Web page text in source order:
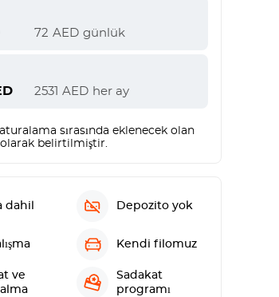
72 AED günlük
2531 AED her ay
sırasında eklenecek olan
belirtilmiştir.
dahil Depozito yok
Kendi filomuz
ve
Sadakat
programı